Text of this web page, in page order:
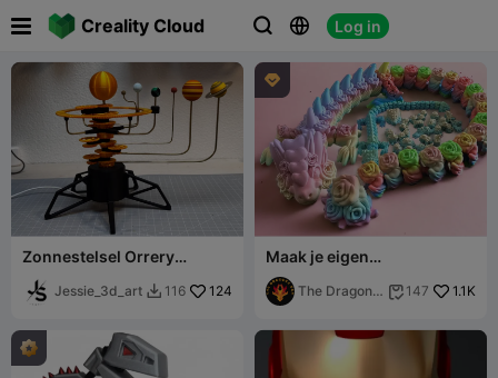
Creality Cloud   Log in

Zonnestelsel Orrery
Jessie_3d_art  116 124

Maak je eigen
rozenboeketdraak
The Dragons
 147 1.1K